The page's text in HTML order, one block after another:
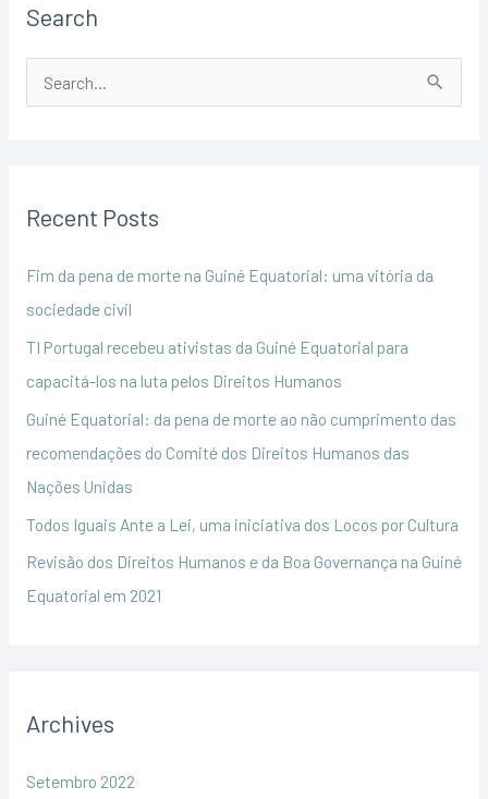
Search
c
:
Recent Posts
Fim da pena de morte na Guiné Equatorial: uma vitória da
sociedade civil
TI Portugal recebeu ativistas da Guiné Equatorial para
capacitá-los na luta pelos Direitos Humanos
Guiné Equatorial: da pena de morte ao não cumprimento das
recomendações do Comité dos Direitos Humanos das
Nações Unidas
Todos Iguais Ante a Lei, uma iniciativa dos Locos por Cultura
Revisão dos Direitos Humanos e da Boa Governança na Guiné
Equatorial em 2021
Archives
Setembro 2022